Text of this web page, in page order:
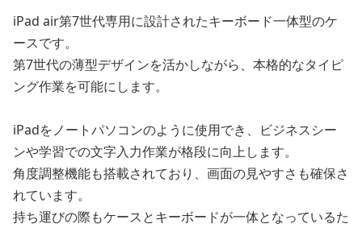
iPad air第7世代専用に設計されたキーボード一体型のケ
ースです。
第7世代の薄型デザインを活かしながら、本格的なタイピ
ング作業を可能にします。
iPadをノートパソコンのように使用でき、ビジネスシー
ンや学習での文字入力作業が格段に向上します。
角度調整機能も搭載されており、画面の見やすさも確保さ
れています。
持ち運びの際もケースとキーボードが一体となっているた